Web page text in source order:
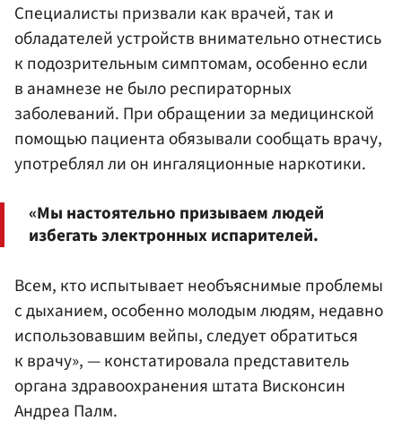
Специалисты призвали как врачей, так и
обладателей устройств внимательно отнестись
к подозрительным симптомам, особенно если
в анамнезе не было респираторных
заболеваний. При обращении за медицинской
помощью пациента обязывали сообщать врачу,
употреблял ли он ингаляционные наркотики.
«Мы настоятельно призываем людей
избегать электронных испарителей.
Всем, кто испытывает необъяснимые проблемы
с дыханием, особенно молодым людям, недавно
использовавшим вейпы, следует обратиться
к врачу», — констатировала представитель
органа здравоохранения штата Висконсин
Андреа Палм.